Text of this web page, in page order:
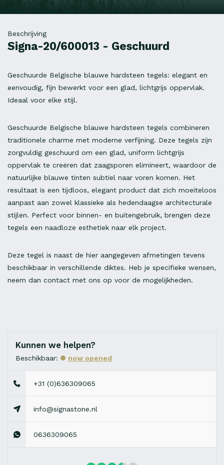
Beschrijving
Signa-20/600013 - Geschuurd
Geschuurde Belgische blauwe hardsteen tegels: elegant en
eenvoudig, fijn bewerkt voor een glad, lichtgrijs oppervlak.
Ideaal voor elke stijl.
Geschuurde Belgische blauwe hardsteen tegels combineren
traditionele charme met moderne verfijning. Deze tegels zijn
zorgvuldig geschuurd om een glad, uniform lichtgrijs
oppervlak te creëren dat zaagsporen elimineert, waardoor de
natuurlijke blauwe tinten subtiel naar voren komen. Het
resultaat is een tijdloos, elegant product dat zich moeiteloos
aanpast aan zowel klassieke als hedendaagse architecturale
stijlen. Perfect voor binnen- en buitengebruik, brengen deze
tegels een naadloze esthetiek naar elk project.
Deze tegel is naast de hier aangegeven afmetingen tevens
beschikbaar in verschillende diktes. Heb je specifieke wensen,
neem dan contact met ons op voor de mogelijkheden.
Kunnen we helpen?
Beschikbaar: now opened
+31 (0)636309065
info@signastone.nl
0636309065